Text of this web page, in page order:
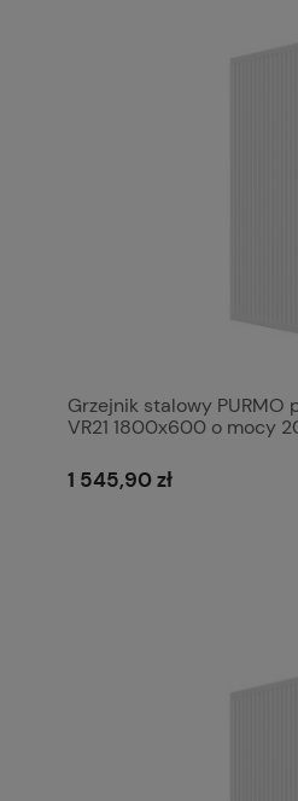
Grzejnik stalowy PURMO
VR21 1800x600 o mocy
1 545,90 zł